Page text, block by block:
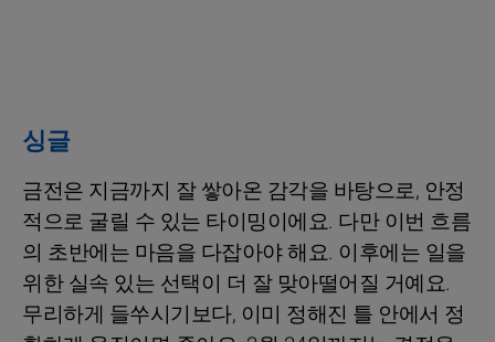
싱글
금전은 지금까지 잘 쌓아온 감각을 바탕으로, 안정
적으로 굴릴 수 있는 타이밍이에요. 다만 이번 흐름
의 초반에는 마음을 다잡아야 해요. 이후에는 일을
위한 실속 있는 선택이 더 잘 맞아떨어질 거예요.
무리하게 들쑤시기보다, 이미 정해진 틀 안에서 정